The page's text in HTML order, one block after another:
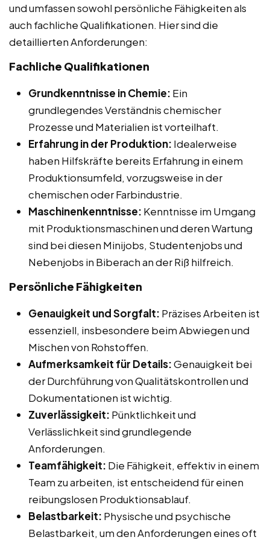
und umfassen sowohl persönliche Fähigkeiten als
auch fachliche Qualifikationen. Hier sind die
detaillierten Anforderungen:
Fachliche Qualifikationen
Grundkenntnisse in Chemie: Ein
grundlegendes Verständnis chemischer
Prozesse und Materialien ist vorteilhaft.
Erfahrung in der Produktion: Idealerweise
haben Hilfskräfte bereits Erfahrung in einem
Produktionsumfeld, vorzugsweise in der
chemischen oder Farbindustrie.
Maschinenkenntnisse: Kenntnisse im Umgang
mit Produktionsmaschinen und deren Wartung
sind bei diesen Minijobs, Studentenjobs und
Nebenjobs in Biberach an der Riß hilfreich.
Persönliche Fähigkeiten
Genauigkeit und Sorgfalt: Präzises Arbeiten ist
essenziell, insbesondere beim Abwiegen und
Mischen von Rohstoffen.
Aufmerksamkeit für Details:Genauigkeit bei
der Durchführung von Qualitätskontrollen und
Dokumentationen ist wichtig.
Zuverlässigkeit: Pünktlichkeit und
Verlässlichkeit sind grundlegende
Anforderungen.
Teamfähigkeit: Die Fähigkeit, effektiv in einem
Team zu arbeiten, ist entscheidend für einen
reibungslosen Produktionsablauf.
Belastbarkeit: Physische und psychische
Belastbarkeit, um den Anforderungen eines oft